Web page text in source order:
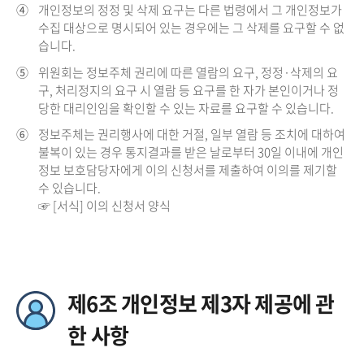
④ 개인정보의 정정 및 삭제 요구는 다른 법령에서 그 개인정보가
수집 대상으로 명시되어 있는 경우에는 그 삭제를 요구할 수 없
습니다.
⑤ 위원회는 정보주체 권리에 따른 열람의 요구, 정정·삭제의 요
구, 처리정지의 요구 시 열람 등 요구를 한 자가 본인이거나 정
당한 대리인임을 확인할 수 있는 자료를 요구할 수 있습니다.
⑥ 정보주체는 권리행사에 대한 거절, 일부 열람 등 조치에 대하여
불복이 있는 경우 통지결과를 받은 날로부터 30일 이내에 개인
정보 보호담당자에게 이의 신청서를 제출하여 이의를 제기할
수 있습니다.
☞ [서식] 이의 신청서 양식
제6조 개인정보 제3자 제공에 관
한 사항